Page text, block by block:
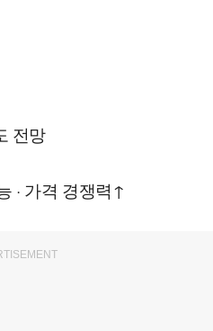
전망
· 가격 경쟁력↑